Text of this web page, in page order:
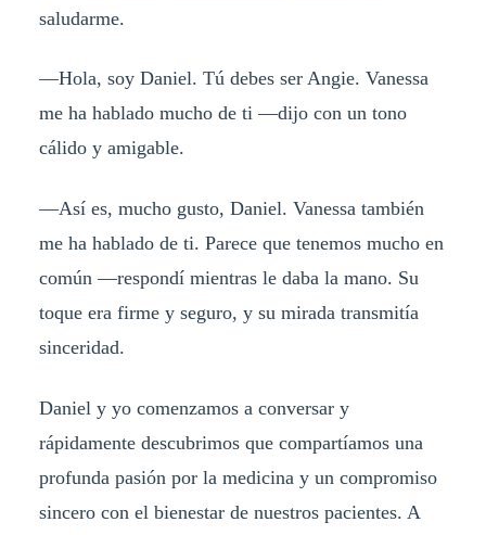
saludarme.
—Hola, soy Daniel. Tú debes ser Angie. Vanessa
me ha hablado mucho de ti —dijo con un tono
cálido y amigable.
—Así es, mucho gusto, Daniel. Vanessa también
me ha hablado de ti. Parece que tenemos mucho en
común —respondí mientras le daba la mano. Su
toque era firme y seguro, y su mirada transmitía
sinceridad.
Daniel y yo comenzamos a conversar y
rápidamente descubrimos que compartíamos una
profunda pasión por la medicina y un compromiso
sincero con el bienestar de nuestros pacientes. A